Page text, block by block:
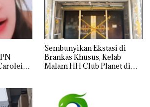
Sembunyikan Ekstasi di
Brankas Khusus, Kelab
Malam HH Club Planet di